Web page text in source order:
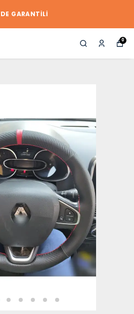
GARANTİLİ
0